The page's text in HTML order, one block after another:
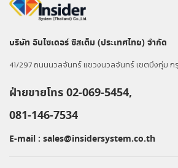
บริษัท อินไซเดอร์ ซิสเต็ม (ประเทศไทย) จำกัด
41/297 ถนนนวลจันทร์ แขวงนวลจันทร์ เขตบึงกุ่ม ก
ฝ่ายขายโทร 02-069-5454,
081-146-7534
E-mail : sales@insidersystem.co.th